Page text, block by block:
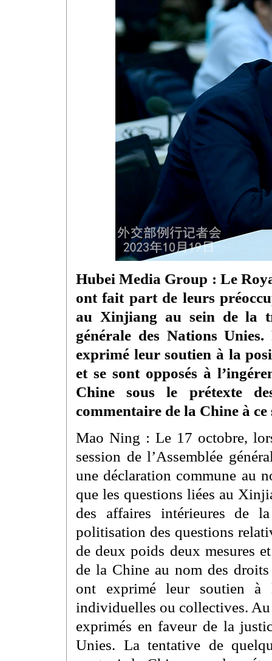
Hubei Media Group : Le
ont fait part de leurs
au Xinjiang au sein de la
générale des Nations
exprimé leur soutien à la
et se sont opposés à
Chine sous le prétexte
commentaire de la Chine à ce
Mao Ning : Le 17 octobre,
session de l’Assemblée
une déclaration commune au
que les questions liées au
des affaires intérieures de
politisation des questions
de deux poids deux mesures
de la Chine au nom des
ont exprimé leur soutien à
individuelles ou collectives. Au
exprimés en faveur de la
Unies. La tentative de